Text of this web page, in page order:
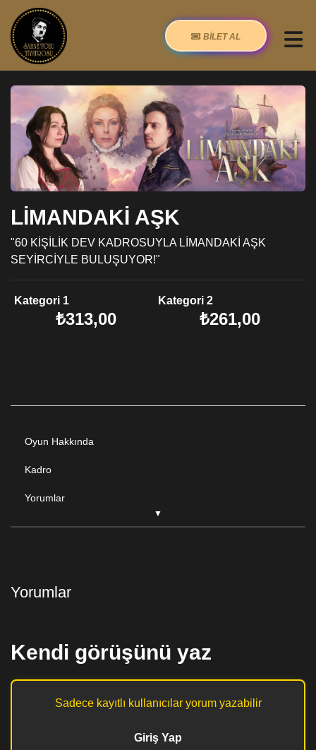
BİLET AL
LİMANDAKİ AŞK
"60 KİŞİLİK DEV KADROSUYLA LİMANDAKİ AŞK
SEYİRCİYLE BULUŞUYOR!"
Kategori 1
₺313,00
Kategori 2
₺261,00
Oyun Hakkında
Kadro
Yorumlar
Yorumlar
Kendi görüşünü yaz
Sadece kayıtlı kullanıcılar yorum yazabilir
Giriş Yap